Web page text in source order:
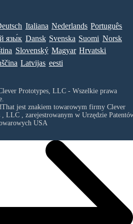
Italiana Nederlands Português
язы́к Dansk Svenska Suomi Norsk
Slovenský Magyar Hrvatski
Latvijas eesti
Prototypes, LLC - Wszelkie prawa
jest znakiem towarowym firmy Clever
, LLC, zarejestrowanym w Urzędzie
USA